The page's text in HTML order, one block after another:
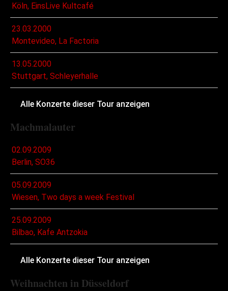
Köln, EinsLive Kultcafé
23.03.2000
Montevideo, La Factoria
13.05.2000
Stuttgart, Schleyerhalle
Alle Konzerte dieser Tour anzeigen
Machmalauter
02.09.2009
Berlin, SO36
05.09.2009
Wiesen, Two days a week Festival
25.09.2009
Bilbao, Kafe Antzokia
Alle Konzerte dieser Tour anzeigen
Weihnachten in Düsseldorf